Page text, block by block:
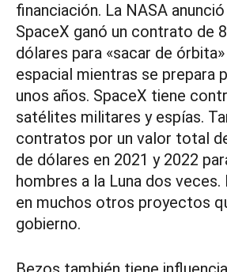
financiación. La NASA
SpaceX ganó un contrato de
dólares para «sacar de
espacial mientras se prepara
unos años. SpaceX tiene
satélites militares y espías.
contratos por un valor total
de dólares en 2021 y 2022
hombres a la Luna dos
en muchos otros proyectos
gobierno.